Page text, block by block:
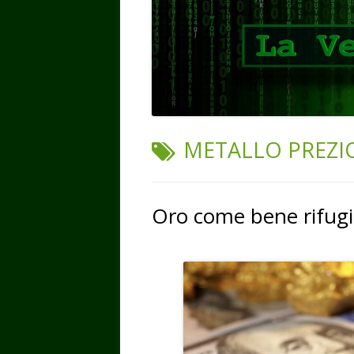
TAG:
METALLO
Oro come bene